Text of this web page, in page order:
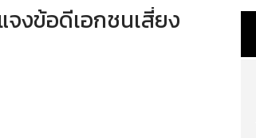
งข้อดีเอกชนเสี่ยง